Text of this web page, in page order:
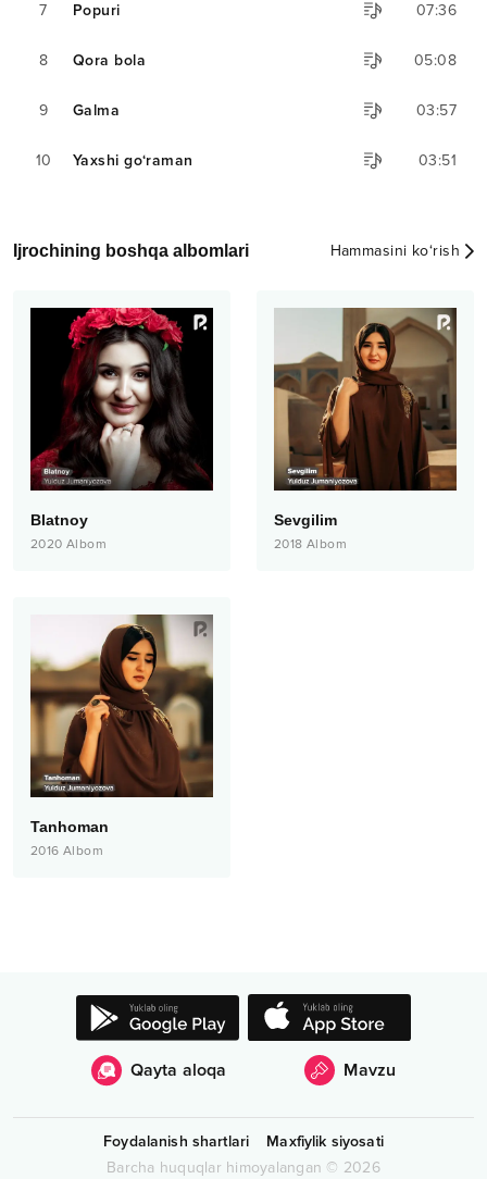
7 Popuri 07:36
8 Qora bola 05:08
9 Galma 03:57
10 Yaxshi go‘raman 03:51
Ijrochining boshqa albomlari Hammasini ko‘rish
Blatnoy
2020 Albom
Sevgilim
2018 Albom
Tanhoman
2016 Albom
Qayta aloqa Mavzu
Foydalanish shartlari
Maxfiylik siyosati
Barcha huquqlar himoyalangan © 2026